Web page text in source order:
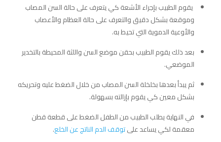
يقوم الطبيب بإجراء الأشعة كي يتعرف على حالة السن المصاب
وموقعة بشكل دقيق والتعرف على حالة العظام والأعصاب
والأوعية الدموية التي تحيط به.
بعد ذلك يقوم الطبيب بحقن موضع السن واللثة المحيطة بالتخدير
الموضعي.
ثم يبدأ بعدها بخلخلة السن المصاب من خلال الضغط عليه وتحريكه
بشكل معين كي يقوم بإزالته بسهولة.
في النهاية يطلب الطبيب من الطفل الضغط على قطعة قطن
معقمة لكي يساعد علىتوقف الدم الناتج عن الخلع.